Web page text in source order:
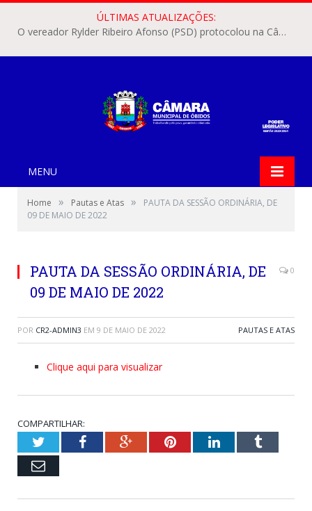
ÚLTIMAS ATUALIZAÇÕES:
O vereador Rylder Ribeiro Afonso (PSD) protocolou na Câmara Municipal de Óbidos o Requerimento nº 346/2026.
MENU
Home » Pautas e Atas »
PAUTA DA SESSÃO ORDINÁRIA, DE
09 DE MAIO DE 2022
PAUTA DA SESSÃO ORDINÁRIA, DE
09 DE MAIO DE 2022
0
POR CR2-ADMIN3 EM 9 DE MAIO DE 2022 PAUTAS E ATAS
Clique aqui para visualizar
COMPARTILHAR:
TwitterFacebookGoogle+PinterestLinkedInTumblr
Email